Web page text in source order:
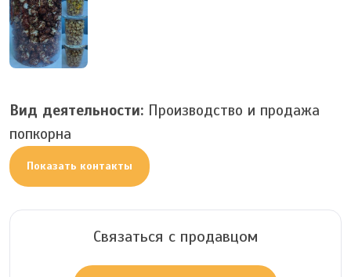
Вид деятельности: Производство и продажа
попкорна
Показать контакты
Связаться с продавцом